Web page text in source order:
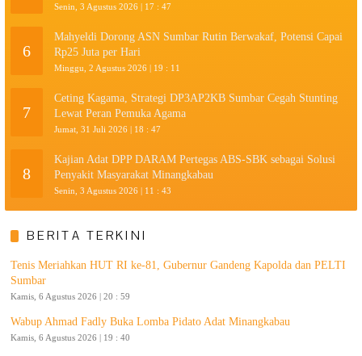
Senin, 3 Agustus 2026 | 17 : 47
6
Mahyeldi Dorong ASN Sumbar Rutin Berwakaf, Potensi Capai
Rp25 Juta per Hari
Minggu, 2 Agustus 2026 | 19 : 11
7
Ceting Kagama, Strategi DP3AP2KB Sumbar Cegah Stunting
Lewat Peran Pemuka Agama
Jumat, 31 Juli 2026 | 18 : 47
8
Kajian Adat DPP DARAM Pertegas ABS-SBK sebagai Solusi
Penyakit Masyarakat Minangkabau
Senin, 3 Agustus 2026 | 11 : 43
BERITA TERKINI
Tenis Meriahkan HUT RI ke-81, Gubernur Gandeng Kapolda dan PELTI
Sumbar
Kamis, 6 Agustus 2026 | 20 : 59
Wabup Ahmad Fadly Buka Lomba Pidato Adat Minangkabau
Kamis, 6 Agustus 2026 | 19 : 40